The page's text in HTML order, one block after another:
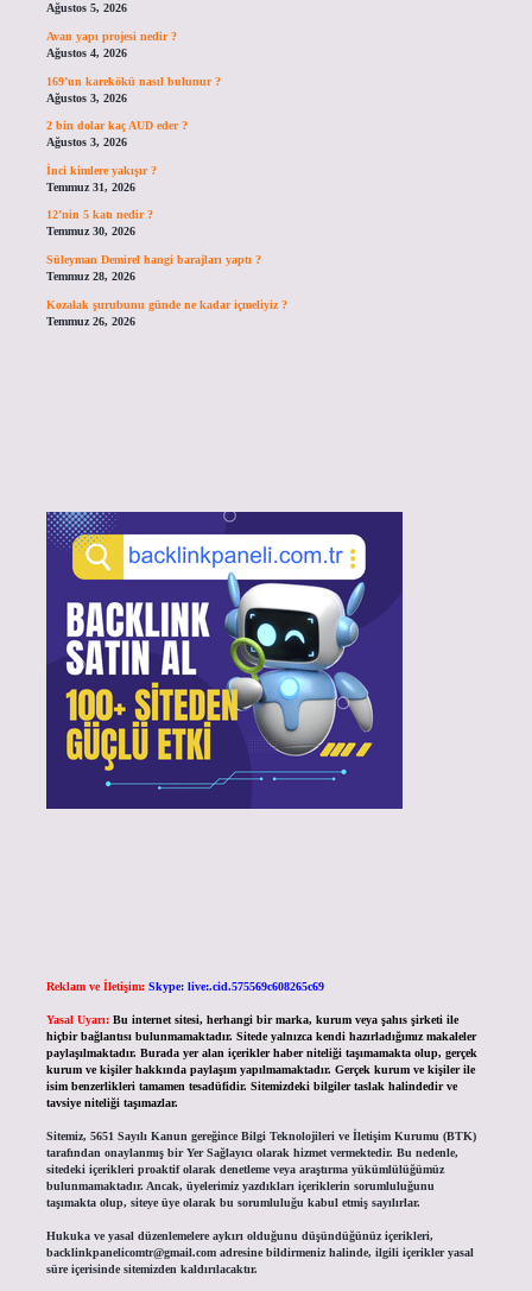
Ağustos 5, 2026
Avan yapı projesi nedir ?
Ağustos 4, 2026
169’un karekökü nasıl bulunur ?
Ağustos 3, 2026
2 bin dolar kaç AUD eder ?
Ağustos 3, 2026
İnci kimlere yakışır ?
Temmuz 31, 2026
12’nin 5 katı nedir ?
Temmuz 30, 2026
Süleyman Demirel hangi barajları yaptı ?
Temmuz 28, 2026
Kozalak şurubunu günde ne kadar içmeliyiz ?
Temmuz 26, 2026
Reklam ve İletişim: Skype: live:.cid.575569c608265c69
Yasal Uyarı: Bu internet sitesi, herhangi bir marka, kurum veya şahıs şirketi ile
hiçbir bağlantısı bulunmamaktadır. Sitede yalnızca kendi hazırladığımız makaleler
paylaşılmaktadır. Burada yer alan içerikler haber niteliği taşımamakta olup, gerçek
kurum ve kişiler hakkında paylaşım yapılmamaktadır. Gerçek kurum ve kişiler ile
isim benzerlikleri tamamen tesadüfidir. Sitemizdeki bilgiler taslak halindedir ve
tavsiye niteliği taşımazlar.
Sitemiz, 5651 Sayılı Kanun gereğince Bilgi Teknolojileri ve İletişim Kurumu (BTK)
tarafından onaylanmış bir Yer Sağlayıcı olarak hizmet vermektedir. Bu nedenle,
sitedeki içerikleri proaktif olarak denetleme veya araştırma yükümlülüğümüz
bulunmamaktadır. Ancak, üyelerimiz yazdıkları içeriklerin sorumluluğunu
taşımakta olup, siteye üye olarak bu sorumluluğu kabul etmiş sayılırlar.
Hukuka ve yasal düzenlemelere aykırı olduğunu düşündüğünüz içerikleri,
backlinkpanelicomtr@gmail.comadresine bildirmeniz halinde, ilgili içerikler yasal
süre içerisinde sitemizden kaldırılacaktır.